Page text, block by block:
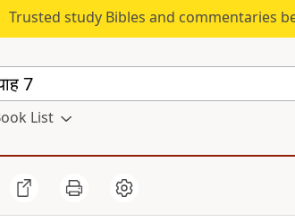
Trusted study Bibles and commentaries
List